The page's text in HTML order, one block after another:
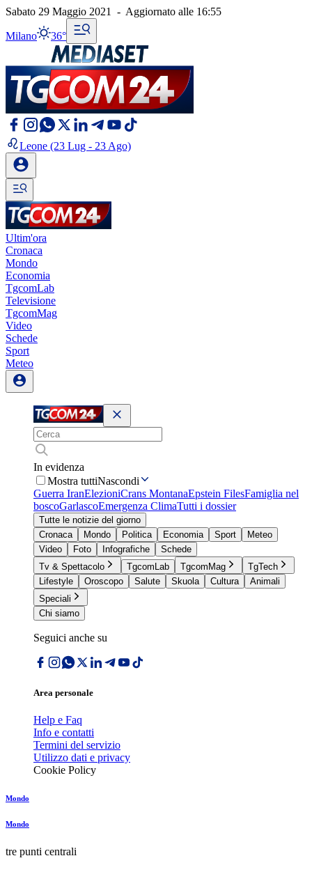
Sabato 29 Maggio 2021 - Aggiornato alle 16:55
Milano 36°
Leone (23 Lug - 23 Ago)
Ultim'ora
Cronaca
Mondo
Economia
TgcomLab
Televisione
TgcomMag
Video
Schede
Sport
Meteo
In evidenza
Mostra tuttiNascondi
Guerra IranElezioniCrans MontanaEpstein FilesFamiglia nel
boscoGarlascoEmergenza ClimaTutti i dossier
Tutte le notizie del giorno
Cronaca
Mondo Politica Economia Sport
Meteo
Video
Foto Infografiche
Schede
Tv & Spettacolo
TgcomLab TgcomMag
TgTech
Lifestyle
Oroscopo Salute Skuola Cultura
Animali
Speciali
Chi siamo
Seguici anche su
Area personale
Help e Faq
Info e contatti
Termini del servizio
Utilizzo dati e privacy
Cookie Policy
Mondo
Mondo
tre punti centrali